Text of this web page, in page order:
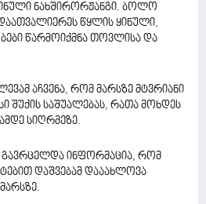
ნახშირორჟანგი. ბოლო
წყლის ყინული,
წარმოიქმნა თოვლისა და
აჩვენა, რომ მარსზე მტვრიანი
შუქის საშუალებას, რათა მოხდეს
სიღრმეზე.
გავრცელდა ინფორმაცია, რომ
დაშვებამ დააახლოვა